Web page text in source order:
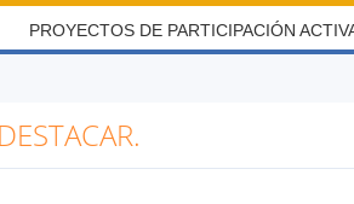
PROYECTOS DE PARTICIPACIÓN